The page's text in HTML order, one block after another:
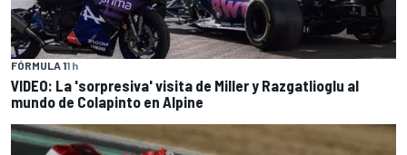
FÓRMULA 11 h
VIDEO: La 'sorpresiva' visita de Miller y Razgatlioglu al
mundo de Colapinto en Alpine